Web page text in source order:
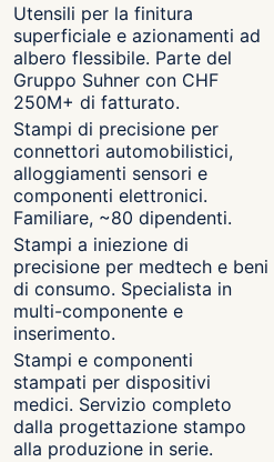
Utensili per la finitura
superficiale e azionamenti ad
albero flessibile. Parte del
Gruppo Suhner con CHF
250M+ di fatturato.
Stampi di precisione per
connettori automobilistici,
alloggiamenti sensori e
componenti elettronici.
Familiare, ~80 dipendenti.
Stampi a iniezione di
precisione per medtech e beni
di consumo. Specialista in
multi-componente e
inserimento.
Stampi e componenti
stampati per dispositivi
medici. Servizio completo
dalla progettazione stampo
alla produzione in serie.